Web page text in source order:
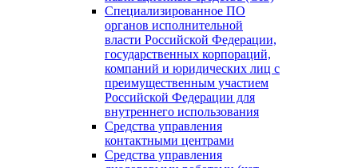
Специализированное ПО
органов исполнительной
власти Российской Федерации,
государственных корпораций,
компаний и юридических лиц с
преимущественным участием
Российской Федерации для
внутреннего использования
Средства управления
контактными центрами
Средства управления